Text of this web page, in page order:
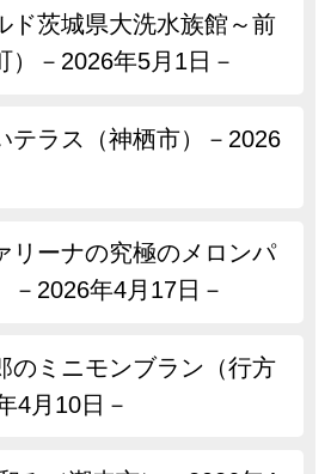
ド茨城県大洗水族館～前
）－2026年5月1日－
テラス（神栖市）－2026
リーナの究極のメロンパ
－2026年4月17日－
のミニモンブラン（行方
4月10日－